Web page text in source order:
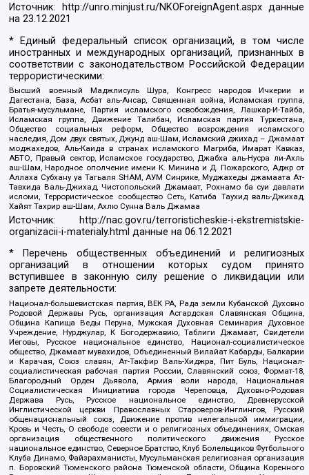
Источник: http://unro.minjust.ru/NKOForeignAgent.aspxданные
на23.12.2021
* Единый федеральный список организаций, в том числе
иностранных и международных организаций, признанных в
соответствии с законодательством Российской Федерации
террористическими:
Высший военный Маджлисуль Шура, Конгресс народов Ичкерии и
Дагестана, База, Асбат аль-Ансар, Священная война, Исламская группа,
Братья-мусульмане, Партия исламского освобождения, Лашкар-И-Тайба,
Исламская группа, Движение Талибан, Исламская партия Туркестана,
Общество социальных реформ, Общество возрождения исламского
наследия, Дом двух святых, Джунд аш-Шам, Исламский джихад – Джамаат
моджахедов, Аль-Каида в странах исламского Магриба, Имарат Кавказ,
АБТО, Правый сектор, Исламское государство, Джабха аль-Нусра ли-Ахль
аш-Шам, Народное ополчение имени К. Минина и Д. Пожарского, Аджр от
Аллаха Субхану уа Тагьаля SHAM, АУМ Синрике, Муджахеды джамаата Ат-
Тавхида Валь-Джихад, Чистопольский Джамаат, Рохнамо ба суи давлати
исломи, Террористическое сообщество Сеть, Катиба Таухид валь-Джихад,
Хайят Тахрир аш-Шам, Ахлю Сунна Валь Джамаа
Источник:
http://nac.gov.ru/terroristicheskie-i-ekstremistskie-
organizacii-i-materialy.html данные на06.12.2021
* Перечень общественных объединений и религиозных
организаций в отношении которых судом принято
вступившее в законную силу решение о ликвидации или
запрете деятельности:
Национал-большевистская партия, ВЕК РА, Рада земли Кубанской Духовно
Родовой Державы Русь, организация Асгардская Славянская Община,
Община Капища Веды Перуна, Мужская Духовная Семинария Духовное
Учреждение, Нурджулар, К Богодержавию, Таблиги Джамаат, Свидетели
Иеговы, Русское национальное единство, Национал-социалистическое
общество, Джамаат мувахидов, Объединенный Вилайат Кабарды, Балкарии
и Карачая, Союз славян, Ат-Такфир Валь-Хиджра, Пит Буль, Национал-
социалистическая рабочая партия России, Славянский союз, Формат-18,
Благородный Орден Дьявола, Армия воли народа, Национальная
Социалистическая Инициатива города Череповца, Духовно-Родовая
Держава Русь, Русское национальное единство, Древнерусской
Инглистической церкви Православных Староверов-Инглингов, Русский
общенациональный союз, Движение против нелегальной иммиграции,
Кровь и Честь, О свободе совести и о религиозных объединениях, Омская
организация общественного политического движения Русское
национальное единство, Северное Братство, Клуб Болельщиков Футбольного
Клуба Динамо, Файзрахманисты, Мусульманская религиозная организация
п. Боровский Тюменского района Тюменской области, Община Коренного